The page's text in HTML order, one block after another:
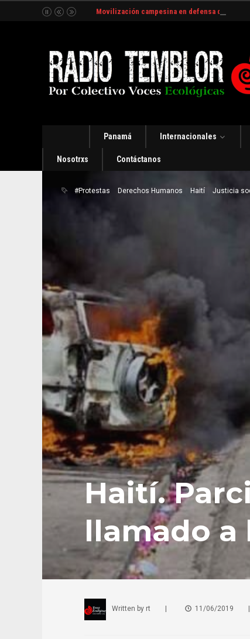
Movilización campesina en defensa del Río
Panamá Internacionales
Nosotrxs Contáctanos
#Protestas Derechos Humanos Haití Justicia
Haití.
llamado a
Written by rt 11/06/2019